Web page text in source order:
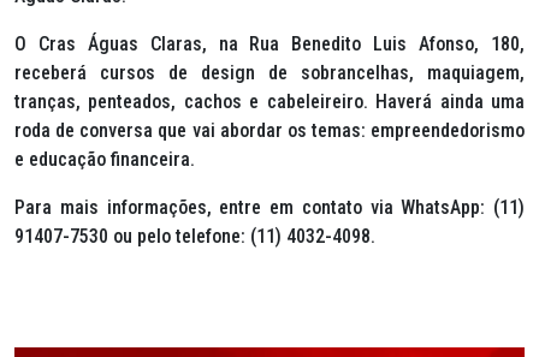
O Cras Águas Claras, na Rua Benedito Luis Afonso, 180,
receberá cursos de design de sobrancelhas, maquiagem,
tranças, penteados, cachos e cabeleireiro. Haverá ainda uma
roda de conversa que vai abordar os temas: empreendedorismo
e educação financeira.
Para mais informações, entre em contato via WhatsApp: (11)
91407-7530 ou pelo telefone: (11) 4032-4098.